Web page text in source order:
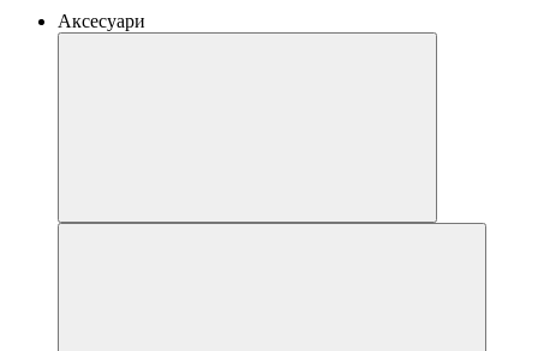
Аксесуари